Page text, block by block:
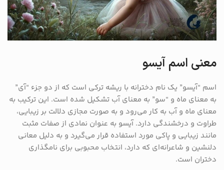
معنی اسم آیسو
اسم “آیسو” یک نام دخترانه با ریشه ترکی است که از دو جزء “آی”
به معنای ماه و “سو” به معنای آب تشکیل شده است. این ترکیب به
معنای ماه و آب به کار می‌رود و به صورت مجازی دلالت بر زیبایی،
طراوت و درخشندگی دارد. آیسو به عنوان نمادی از صفات مثبت
مانند زیبایی و پاکی مورد استفاده قرار می‌گیرد و به دلیل معانی
دلنشین و شاعرانه‌ای که دارد، انتخاب محبوبی برای نامگذاری
دختران است.